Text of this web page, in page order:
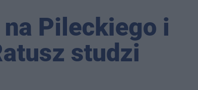
Pileckiego i
studzi